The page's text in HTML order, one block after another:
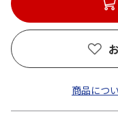
商品につ